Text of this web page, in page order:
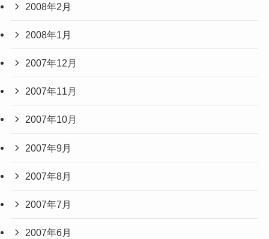
2008年2月
2008年1月
2007年12月
2007年11月
2007年10月
2007年9月
2007年8月
2007年7月
2007年6月